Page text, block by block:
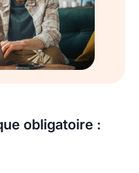
obligatoire :